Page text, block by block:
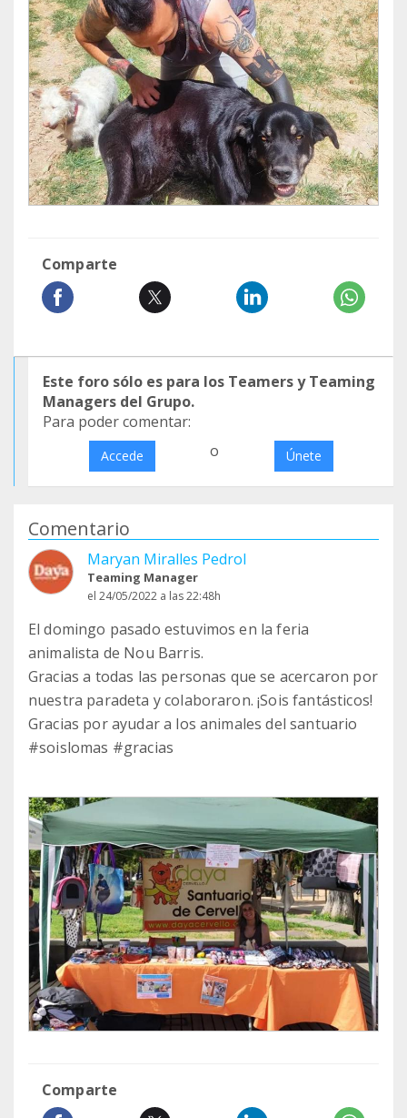
Comparte
Este foro sólo es para los Teamers y Teaming
Managers del Grupo.
Para poder comentar:
Accede o Únete
Comentario
Maryan Miralles Pedrol
Teaming Manager
el 24/05/2022 a las 22:48h
El domingo pasado estuvimos en la feria
animalista de Nou Barris.
Gracias a todas las personas que se acercaron por
nuestra paradeta y colaboraron. ¡Sois fantásticos!
Gracias por ayudar a los animales del santuario
#soislomas #gracias
Comparte